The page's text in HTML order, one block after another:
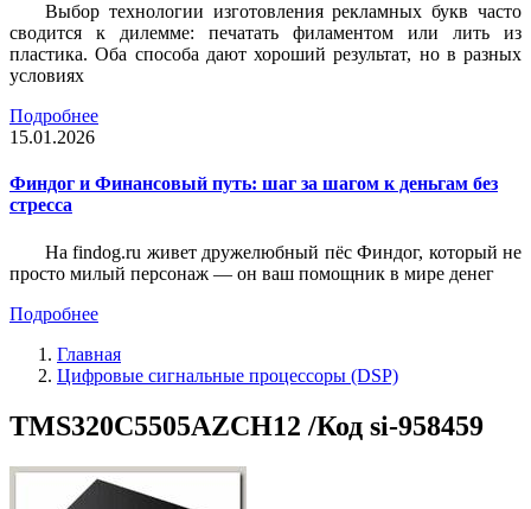
Выбор технологии изготовления рекламных букв часто
сводится к дилемме: печатать филаментом или лить из
пластика. Оба способа дают хороший результат, но в разных
условиях
Подробнее
15.01.2026
Финдог и Финансовый путь: шаг за шагом к деньгам без
стресса
На findog.ru живет дружелюбный пёс Финдог, который не
просто милый персонаж — он ваш помощник в мире денег
Подробнее
Главная
Цифровые сигнальные процессоры (DSP)
TMS320C5505AZCH12 /Код si-958459